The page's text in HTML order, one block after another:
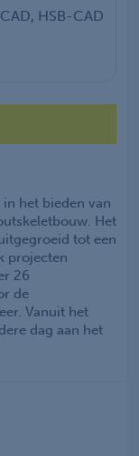
HSB-CAD
het bieden van
Het
tot een
projecten
26
de
Vanuit het
dag aan het